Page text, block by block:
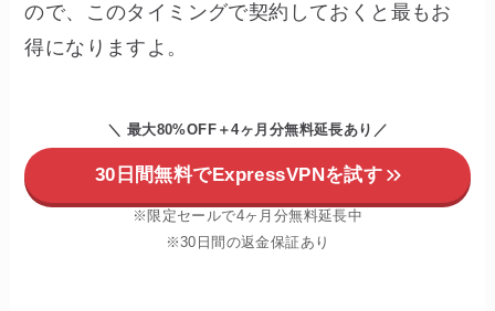
ので、このタイミングで契約しておくと最もお
得になりますよ。
＼ 最大80%OFF＋4ヶ月分無料延長あり ／
30日間無料でExpressVPNを試す
※限定セールで4ヶ月分無料延長中
※30日間の返金保証あり